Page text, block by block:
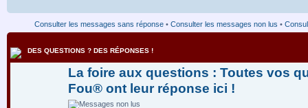
Consulter les messages sans réponse • Consulter les messages non lus •
DES QUESTIONS ? DES RÉPONSES !
La foire aux questions : Toutes vos
Fou® ont leur réponse ici !